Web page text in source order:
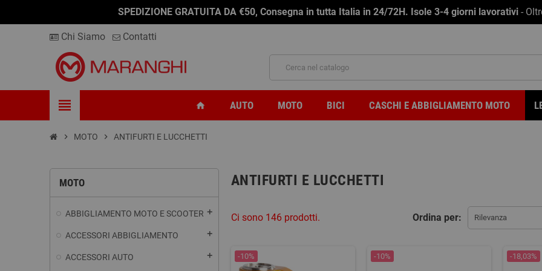
SPEDIZIONE GRATUITA DA €50, Consegna in tutta Italia in 24/72H. Isole 3-4 giorni lavorativi -
Chi Siamo Contatti
view_headline home AUTO MOTO BICI CASCHI E ABBIGLIAMENTO MOTO
chevron_right MOTO chevron_right ANTIFURTI E LUCCHETTI
MOTO
ABBIGLIAMENTO MOTO E SCOOTER add
ACCESSORI ABBIGLIAMENTO add
ACCESSORI AUTO add
ANTIFURTI E LUCCHETTI
Ordina per: Rilevanza
Ci sono 146 prodotti.
-10% -10% -18,03%